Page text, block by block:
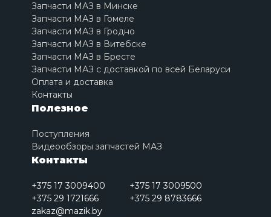
Запчасти МАЗ в Минске
Запчасти МАЗ в Гомеле
Запчасти МАЗ в Гродно
Запчасти МАЗ в Витебске
Запчасти МАЗ в Бресте
Запчасти МАЗ с доставкой по всей Беларуси
Оплата и доставка
Контакты
Полезное
Поступления
Видеообзоры запчастей МАЗ
Контакты
+375 17 3009400
+375 17 3009500
+375 29 1721666
+375 29 8783666
zakaz@mazik.by